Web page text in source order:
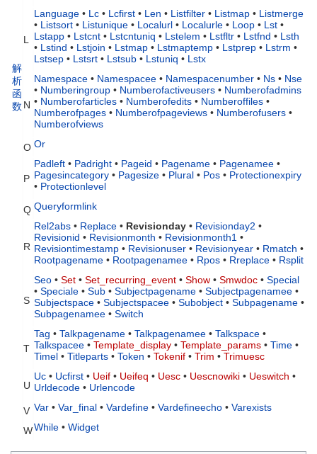
解
析
函
数
L
Language • Lc • Lcfirst • Len • Listfilter • Listmap • Listmerge
• Listsort • Listunique • Localurl • Localurle • Loop • Lst •
Lstapp • Lstcnt • Lstcntuniq • Lstelem • Lstfltr • Lstfnd • Lsth
• Lstind • Lstjoin • Lstmap • Lstmaptemp • Lstprep • Lstrm •
Lstsep • Lstsrt • Lstsub • Lstuniq • Lstx
N
Namespace • Namespacee • Namespacenumber • Ns • Nse
• Numberingroup • Numberofactiveusers • Numberofadmins
• Numberofarticles • Numberofedits • Numberoffiles •
Numberofpages • Numberofpageviews • Numberofusers •
Numberofviews
O Or
P
Padleft • Padright • Pageid • Pagename • Pagenamee •
Pagesincategory • Pagesize • Plural • Pos • Protectionexpiry
• Protectionlevel
Q Queryformlink
R
Rel2abs • Replace • Revisionday • Revisionday2 •
Revisionid • Revisionmonth • Revisionmonth1 •
Revisiontimestamp • Revisionuser • Revisionyear • Rmatch •
Rootpagename • Rootpagenamee • Rpos • Rreplace • Rsplit
S
Seo • Set • Set_recurring_event • Show • Smwdoc • Special
• Speciale • Sub • Subjectpagename • Subjectpagenamee •
Subjectspace • Subjectspacee • Subobject • Subpagename •
Subpagenamee • Switch
T
Tag • Talkpagename • Talkpagenamee • Talkspace •
Talkspacee • Template_display • Template_params • Time •
Timel • Titleparts • Token • Tokenif • Trim • Trimuesc
U
Uc • Ucfirst • Ueif • Ueifeq • Uesc • Uescnowiki • Ueswitch •
Urldecode • Urlencode
V Var • Var_final • Vardefine • Vardefineecho • Varexists
WWhile • Widget